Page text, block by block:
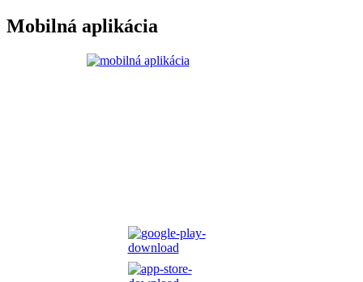
Mobilná aplikácia